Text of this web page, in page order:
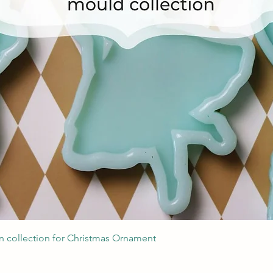
Швидкий перегляд
collection for Christmas Ornament